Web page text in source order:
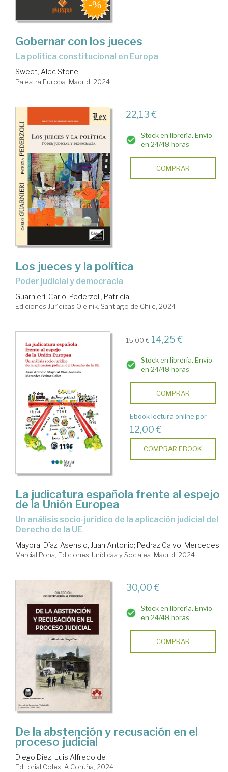
Gobernar con los jueces
La política constitucional en Europa
Sweet, Alec Stone
Palestra Europa. Madrid, 2024
22,13 €
Stock en librería. Envío
en 24/48 horas
COMPRAR
Los jueces y la política
poder judicial y democracia
Guarnieri, Carlo; Pederzoli, Patricia
Ediciones Jurídicas Olejnik. Santiago de Chile, 2024
15,00 € 14,25 €
Stock en librería. Envío
en 24/48 horas
COMPRAR
Ebook lectura online por
12,00 €
COMPRAR EBOOK
La judicatura española frente al espejo
de la Unión Europea
un análisis socio-jurídico de la aplicación judicial del
Derecho de la UE
Mayoral Díaz-Asensio, Juan Antonio; Pedraz Calvo, Mercedes
Marcial Pons, Ediciones Jurídicas y Sociales. Madrid, 2024
30,00 €
Stock en librería. Envío
en 24/48 horas
COMPRAR
De la abstención y recusación en el
proceso judicial
Diego Díez, Luis Alfredo de
Editorial Colex. A Coruña, 2024